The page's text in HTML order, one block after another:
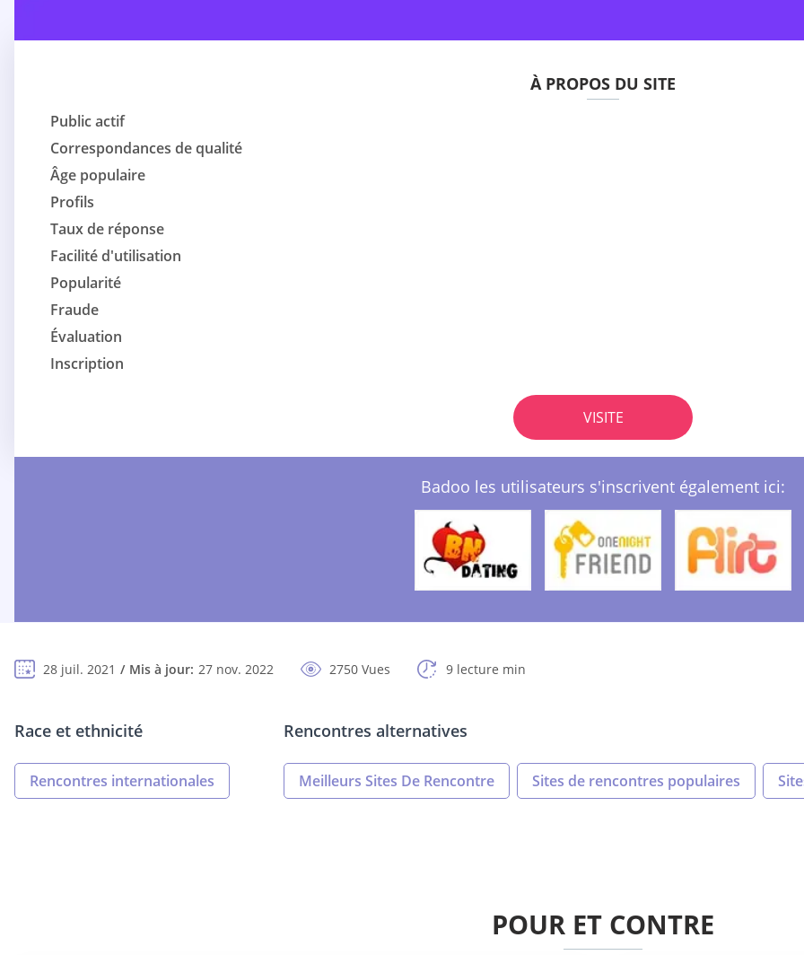
À PROPOS DU SITE
Public actif
Correspondances de qualité
Âge populaire
Profils
Taux de réponse
Facilité d'utilisation
Popularité
Fraude
Évaluation
Inscription
VISITE
Badoo les utilisateurs s'inscrivent également ici:
28 juil. 2021 Mis à jour: 27 nov. 2022 2750 Vues 9 lecture min
Race et ethnicité
Rencontres internationales
Rencontres alternatives
Meilleurs Sites De Rencontre Sites de rencontres populaires
POUR ET CONTRE